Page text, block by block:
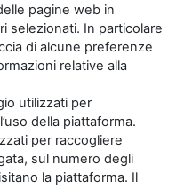
pagine web in
selezionati. In particolare
di alcune preferenze
relative alla
utilizzati per
della piattaforma.
per raccogliere
sul numero degli
la piattaforma. Il